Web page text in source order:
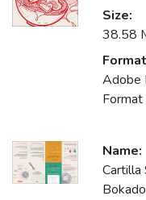
Size:
38.58
Adobe
Format
Name:
Cartilla